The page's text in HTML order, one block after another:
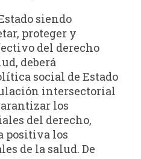
siendo
proteger y
del derecho
deberá
social de Estado
intersectorial
los
del derecho,
positiva los
de la salud. De